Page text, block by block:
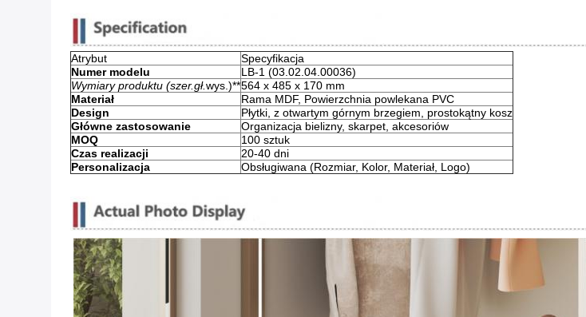
Atrybut
Specyfikacja
Numer modelu
LB-1 (03.02.04.00036)
Wymiary produktu (szer.gł.wys.)**​564 x 485 x 170 mm
Materiał
Rama MDF, Powierzchnia powlekana PVC
Design
Płytki, z otwartym górnym brzegiem, prostokątny kosz
Główne zastosowanie
Organizacja bielizny, skarpet, akcesoriów
MOQ
100 sztuk
Czas realizacji
20-40 dni
Personalizacja
Obsługiwana (Rozmiar, Kolor, Materiał, Logo)